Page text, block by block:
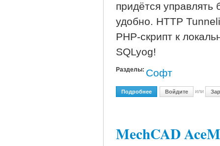
придётся
удобно. HTTP
PHP-скрипт к
SQLyog!
Разделы: Софт
Подробнее О Webyog SQLyog 6.11
Войдите или
MechCAD